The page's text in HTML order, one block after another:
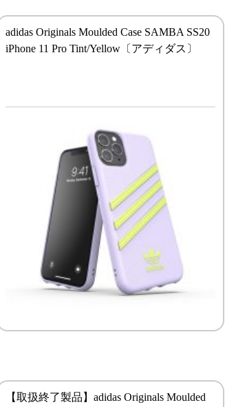
adidas Originals Moulded Case SAMBA SS20
iPhone 11 Pro Tint/Yellow〔アディダス〕
【取扱終了製品】adidas Originals Moulded